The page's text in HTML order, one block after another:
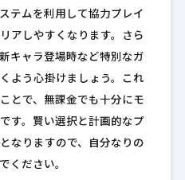
テムを利用して協力プレイ
アしやすくなります。さら
キャラ登場時など特別なガ
よう心掛けましょう。これ
とで、無課金でも十分にモ
す。賢い選択と計画的なプ
なりますので、自分なりの
ください。